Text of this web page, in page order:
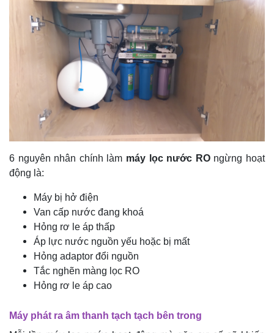
6 nguyên nhân chính làm máy lọc nước ROngừng hoạt
động là:
Máy bị hở điện
Van cấp nước đang khoá
Hỏng rơ le áp thấp
Áp lực nước nguồn yếu hoặc bị mất
Hỏng adaptor đổi nguồn
Tắc nghẽn màng lọc RO
Hỏng rơ le áp cao
Máy phát ra âm thanh tạch tạch bên trong